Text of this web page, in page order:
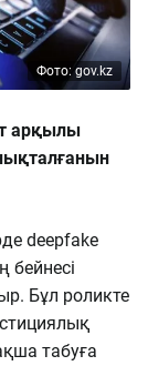
Фото: gov.kz
арқылы
deepfake
бейнесі
Бұл роликте
табуға